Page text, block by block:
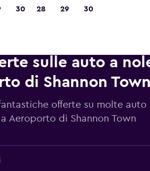
sulle auto a
di Shannon Town
offerte su molte auto
Aeroporto di Shannon Town
30 28 29 30